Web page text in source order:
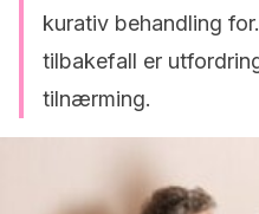
kurativ behandling
tilbakefall er
tilnærming.